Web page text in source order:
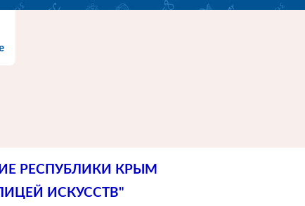
РЕСПУБЛИКИ КРЫМ
ИСКУССТВ"